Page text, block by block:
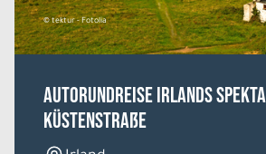
© tektur - Fotolia
Autorundreise Irlands
Küstenstraße